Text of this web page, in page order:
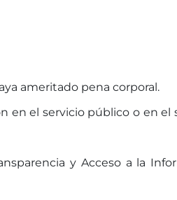
ameritado pena corporal.
en el servicio público o en el
y Acceso a la